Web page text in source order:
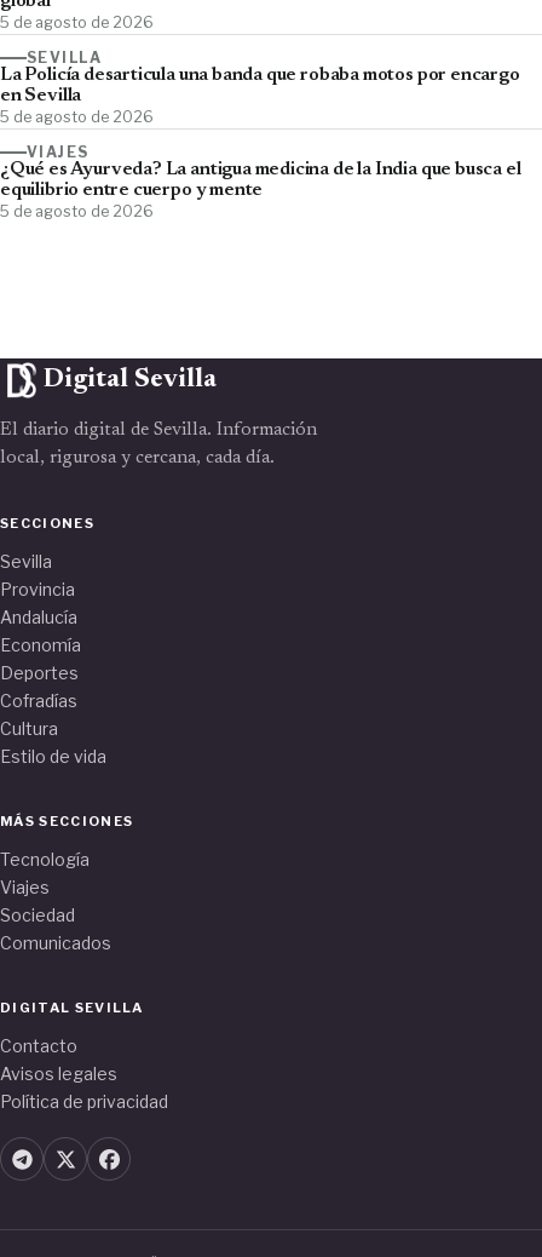
5 de agosto de 2026
SEVILLA
La Policía desarticula una banda que robaba motos por encargo
en Sevilla
5 de agosto de 2026
VIAJES
¿Qué es Ayurveda? La antigua medicina de la India que busca el
equilibrio entre cuerpo y mente
5 de agosto de 2026
Digital Sevilla
El diario digital de Sevilla. Información
local, rigurosa y cercana, cada día.
SECCIONES
Sevilla
Provincia
Andalucía
Economía
Deportes
Cofradías
Cultura
Estilo de vida
MÁS SECCIONES
Tecnología
Viajes
Sociedad
Comunicados
DIGITAL SEVILLA
Contacto
Avisos legales
Política de privacidad